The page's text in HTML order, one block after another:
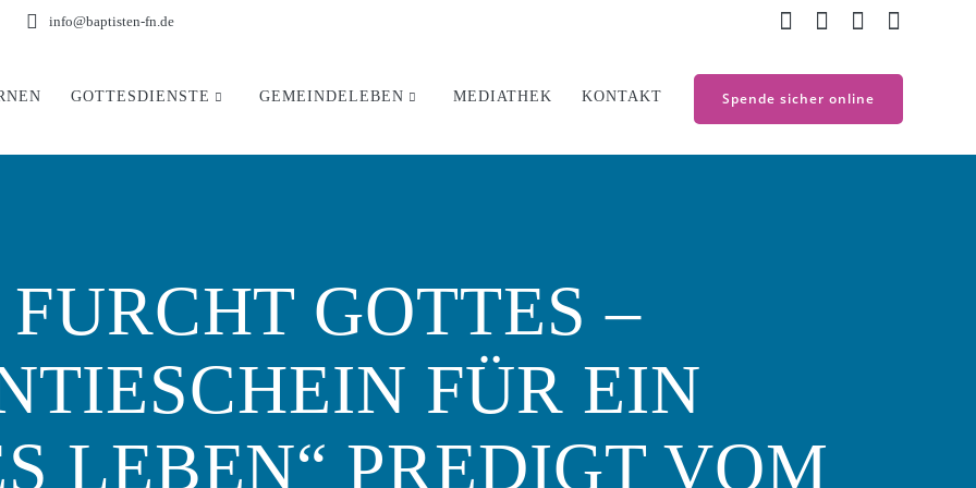
info@baptisten-fn.de
GOTTESDIENSTE GEMEINDELEBEN MEDIATHEK KONTAKT Spende sicher online
GOTTES –
FÜR EIN
LEBEN“ PREDIGT VOM